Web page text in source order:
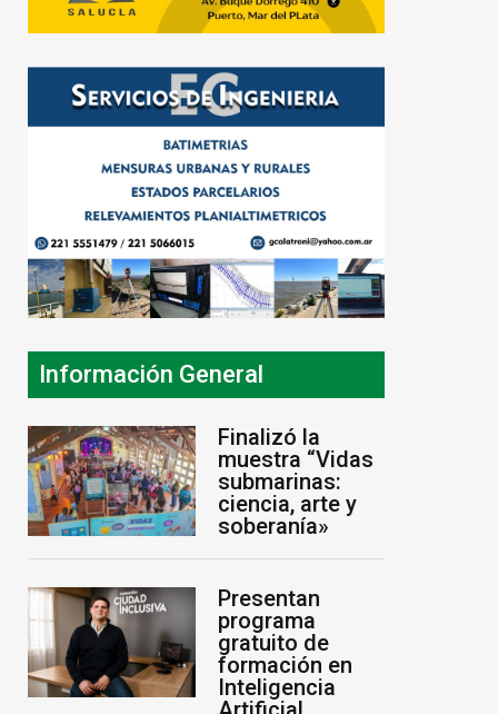
Información General
Finalizó la
muestra “Vidas
submarinas:
ciencia, arte y
soberanía»
Presentan
programa
gratuito de
formación en
Inteligencia